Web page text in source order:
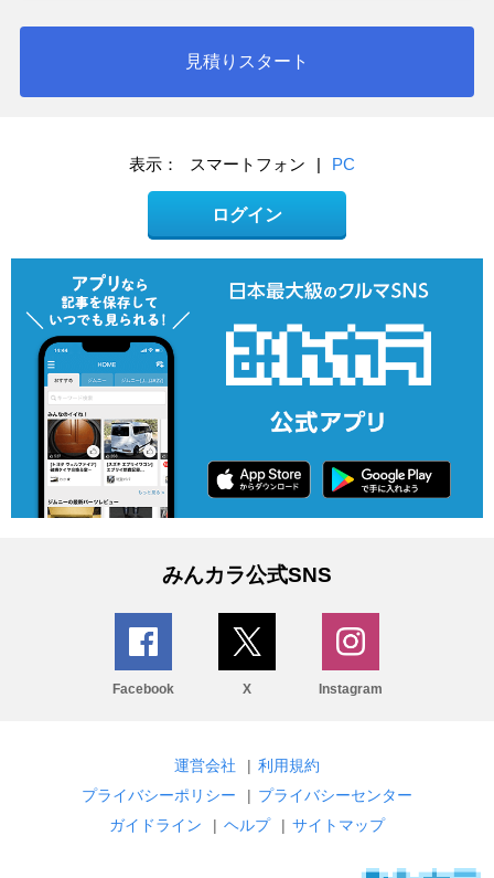
見積りスタート
表示： スマートフォン | PC
ログイン
みんカラ公式SNS
Facebook X Instagram
運営会社 | 利用規約
プライバシーポリシー
| プライバシーセンター
ガイドライン
| ヘルプ | サイトマップ